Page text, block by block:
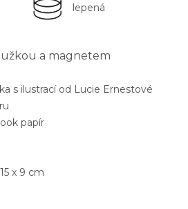
lepená
a magnetem
s ilustracíod Lucie Ernestové
papír
15 x 9 cm